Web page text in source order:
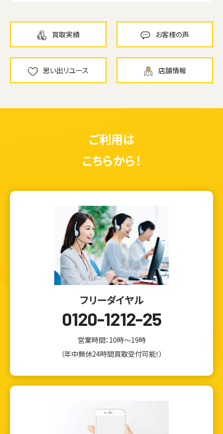
買取実績 お客様の声
思い出リユース 店舗情報
ご利用は
こちらから！
フリーダイヤル
0120-1212-25
営業時間：10時～19時
（年中無休24時間買取受付可能！）